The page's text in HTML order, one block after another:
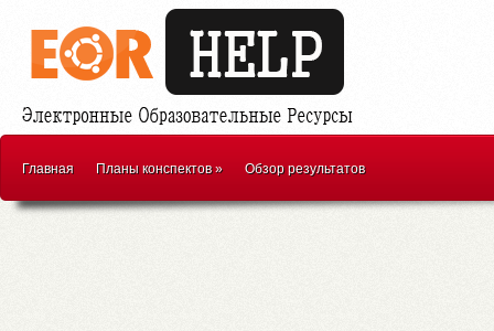
Главная Планы конспектов» Обзор результатов